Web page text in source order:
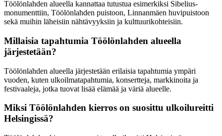
Töölönlahden alueella kannattaa tutustua esimerkiksi Sibelius-
monumenttiin, Töölönlahden puistoon, Linnanmäen huvipuistoon
sekä muihin läheisiin nähtävyyksiin ja kulttuurikohteisiin.
Millaisia tapahtumia Töölönlahden alueella
järjestetään?
Töölönlahden alueella järjestetään erilaisia tapahtumia ympäri
vuoden, kuten ulkoilmatapahtumia, konsertteja, markkinoita ja
festivaaleja, jotka tuovat lisää elämää ja väriä alueelle.
Miksi Töölönlahden kierros on suosittu ulkoilureitti
Helsingissä?